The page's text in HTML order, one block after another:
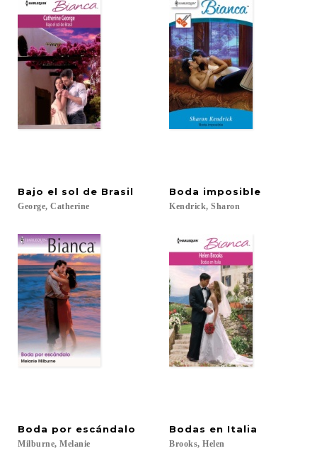
Bajo el sol de Brasil
George, Catherine
Boda imposible
Kendrick, Sharon
Boda por escándalo
Milburne, Melanie
Bodas en Italia
Brooks, Helen